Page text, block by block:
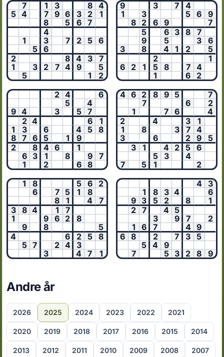
7 1 3 8
4
5 4 7 9 6 3 2
1
8
5 6
7
4
1
3 7 2 5
6
5
6
2
8 4 3
7
1
3 2 7 4 9
5
5
1 2
9 3 7
4
1
3 5 6
9
8 2 6 9
7
5
6 3 8
7
9
5 3
6
3
8 4 1 2
5
2
1
6
2 1 5 8 7
4
1
6
2
2 4
6
5
4
9 4 3 5
7
2 4 6
1
1
3 6 4 5
8
8
7 6 5 1
9
2
8 4 6
1
6
3 1 8 9
7
1
2 6 8
4 6 2 8 9 5
7
7
6
2
1
7 6
4
2
4 3
1
1
8 3 7
4
3
6 2 9
5
3
1 4 2 5
6
5
3
4
7
5 1
2
1
8 5 6
2
6
7 5 1
8
8
1 4
7
3
8 4 1
7
1
9 6 2
8
9
8
5
4
6 2 5
8
5 7 2 4
3
3
4 7 1
4
3
1
8 3 4
6
9 3 5 2 8
1
2 7 4 5
3
9 7
2
1
6 7 4 9
6
8 2 7 3
5
5
4 9
7
5 3 2 8 9
Andre år
2026 2025 2024 2023 2022 2021
2020 2019 2018 2017 2016 2015 2014
2013 2012 2011 2010 2009 2008 2007